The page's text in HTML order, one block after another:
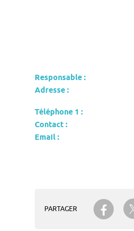
Responsable :
Adresse :
Téléphone 1 :
Contact :
Email :
PARTAGER